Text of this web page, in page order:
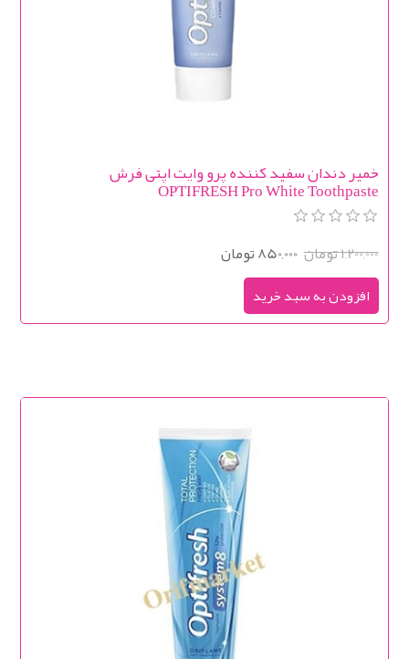
خمیر دندان سفید کننده پرو وایت اپتی فرش
OPTIFRESH Pro White Toothpaste
1,200,000 تومان 850,000 تومان